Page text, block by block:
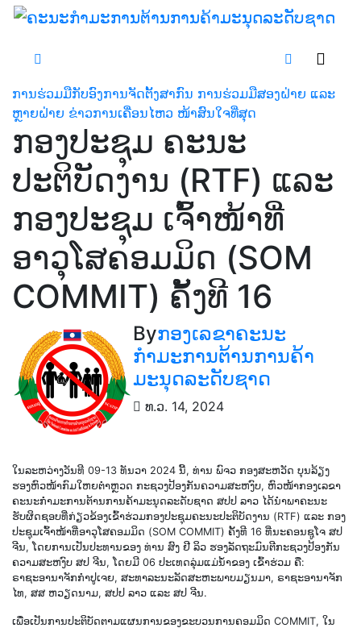
Skip
ການຮ່ວມມືກັບອົງການຈັດຕັ້ງສາກົນ ການຮ່ວມມືສອງຝ່າຍ ແລະ
ຫຼາຍຝ່າຍ ຂ່າວການເຄື່ອນໄຫວ ໜ້າສົນໃຈທີ່ສຸດ
ກອງປະຊຸມ ຄະນະ
ປະຕິບັດງານ (RTF) ແລະ
ກອງປະຊຸມ ເຈົ້າໜ້າທີ່
ອາວຸໂສຄອມມິດ (SOM
COMMIT) ຄັ້ງທີ 16
Byກອງເລຂາຄະນະ
ກຳມະການຕ້ານການຄ້າ
ມະນຸດລະດັບຊາດ
ທ.ວ. 14, 2024
ໃນລະຫວ່າງວັນທີ 09-13 ທັນວາ 2024 ນີ້, ທ່ານ ພົຈວ ກອງສະຫວັດ ບຸນລ້ຽງ
ຮອງຫົວໜ້າກົມໃຫຍຕໍາຫຼວດ ກະຊວງປ້ອງກັນຄວາມສະຫງົບ, ຫົວໜ້າກອງເລຂາ
ຄະນະກຳມະການຕ້ານການຄ້າມະນຸດລະດັບຊາດ ສປປ ລາວ ໄດ້ນໍາພາຄະນະ
ຮັບຜິດຊອບທີ່ກ່ຽວຂ້ອງເຂົ້າຮ່ວມກອງປະຊຸມຄະນະປະຕິບັດງານ (RTF) ແລະ ກອງ
ປະຊຸມເຈົ້າໜ້າທີ່ອາວຸໂສຄອມມິດ (SOM COMMIT) ຄັ້ງທີ 16 ທີ່ນະຄອນຊູໂຈ ສປ
ຈີນ, ໂດຍການເປັນປະທານຂອງ ທ່ານ ສົງ ຢີ ລິວ ຮອງລັດຖະມົນຕີກະຊວງປ້ອງກັນ
ຄວາມສະຫງົບ ສປ ຈີນ, ໂດຍມີ 06 ປະເທດລຸ່ມແມ່ນໍ້າຂອງ ເຂົ້າຮ່ວມ ຄື:
ຣາຊະອານາຈັກກຳປູເຈຍ, ສະທາລະນະລັດສະຫະພາບມຽນມາ, ຣາຊະອານາຈັກ
ໄທ, ສສ ຫວຽດນາມ, ສປປ ລາວ ແລະ ສປ ຈີນ.
ເພື່ອເປັນການປະຕິບັດຕາມແຜນການຂອງຂະບວນການຄອມມິດ COMMIT, ໃນ